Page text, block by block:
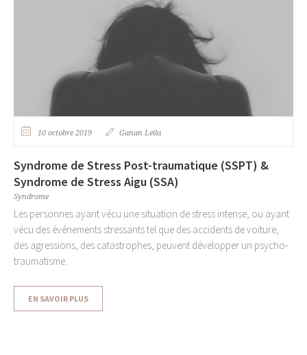
10 octobre 2019 Ganan Leïla
Syndrome de Stress Post-traumatique (SSPT) &
Syndrome de Stress Aigu (SSA)
Syndrome
Les personnes ayant vécu une situation de stress intense, ou ayant
vécu des événements stressants tel que des accidents de voiture,
des agressions, des catastrophes, peuvent développer un psycho-
traumatisme.
EN SAVOIR PLUS